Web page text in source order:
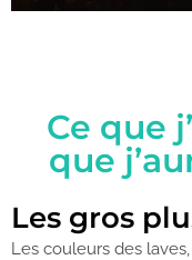
Ce que
que
Les gros
Les couleurs des